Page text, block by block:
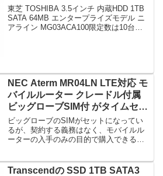
6,063円！
東芝 TOSHIBA 3.5インチ 内蔵HDD 1TB
SATA 64MB エンタープライズモデル ニ
アライン MG03ACA100限定数は10台。
NEC Aterm MR04LN LTE対応 モ
バイルルーター クレードル付属
ビッグローブSIM付 がタイムセー
ルで18,900円！
ビッグローブのSIMがセットになってい
るが、契約する義務はなく、モバイルル
ーターの入手のみの目的で購入できる。
【Amazon.co.jp限定】NEC A...
Transcendの SSD 1TB SATA3